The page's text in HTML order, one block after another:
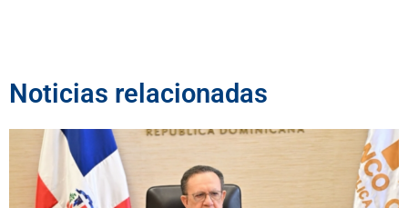
Noticias relacionadas